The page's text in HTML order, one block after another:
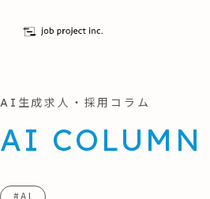
AI生成求人・採用コラム
AI COLUMN
#AI